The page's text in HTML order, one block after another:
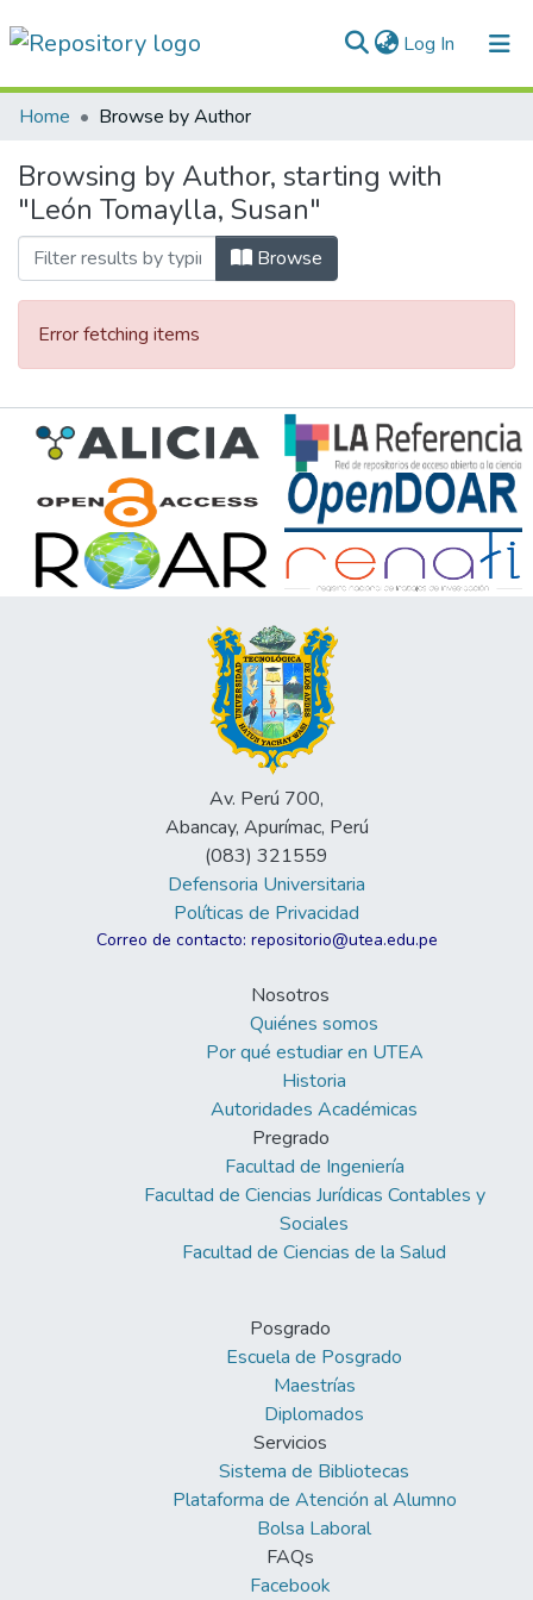
Log In (current)
Communities & Collections
All of DSpace
Normativas
Home Browse by Author
Browsing by Author, starting with
"León Tomaylla, Susan"
Browse
Error fetching items
Av. Perú 700,
Abancay, Apurímac, Perú
(083) 321559
Defensoria Universitaria
Políticas de Privacidad
Correo de contacto: repositorio@utea.edu.pe
Nosotros
Quiénes somos
Por qué estudiar en UTEA
Historia
Autoridades Académicas
Pregrado
Facultad de Ingeniería
Facultad de Ciencias Jurídicas Contables y
Sociales
Facultad de Ciencias de la Salud
Posgrado
Escuela de Posgrado
Maestrías
Diplomados
Servicios
Sistema de Bibliotecas
Plataforma de Atención al Alumno
Bolsa Laboral
FAQs
Facebook